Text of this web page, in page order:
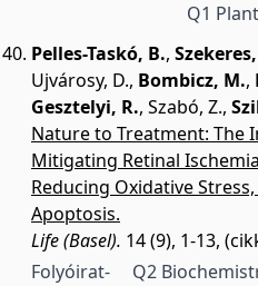
Q1
Pelles-Taskó, B.,
Ujvárosy, D., Bombicz, M.,
Gesztelyi, R., Szabó, Z.,
Nature to Treatment: The
Mitigating Retinal
Reducing Oxidative
Apoptosis.
Life (Basel). 14 (9), 1-13,
Folyóirat-
Q2